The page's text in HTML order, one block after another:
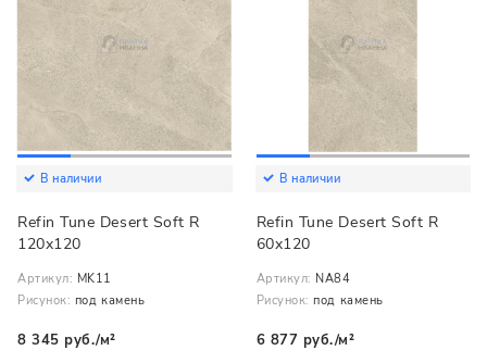
В наличии
Refin Tune Desert Soft R
120x120
Артикул: MK11
Рисунок: под камень
8 345 руб./м²
В наличии
Refin Tune Desert Soft R
60x120
Артикул: NA84
Рисунок: под камень
6 877 руб./м²